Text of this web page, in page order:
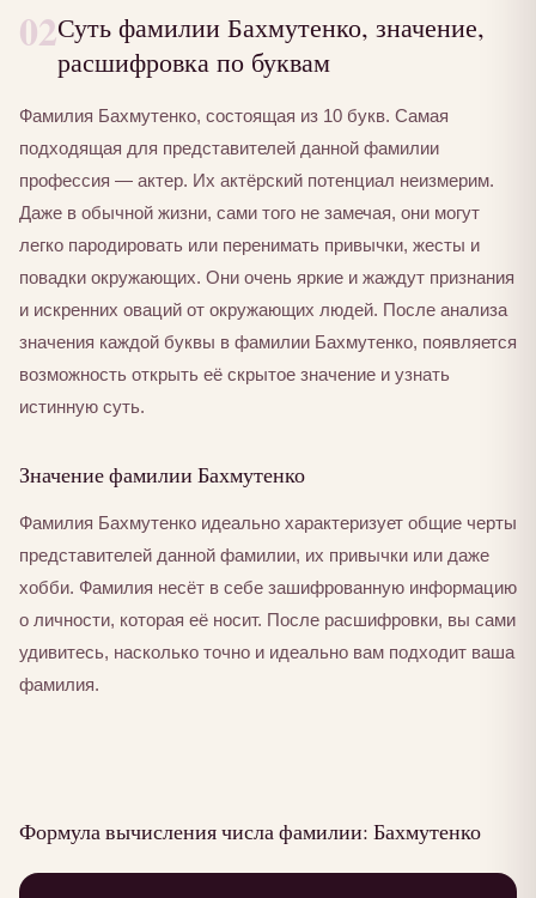
02Суть фамилии Бахмутенко, значение,
расшифровка по буквам
Фамилия Бахмутенко, состоящая из 10 букв. Самая
подходящая для представителей данной фамилии
профессия — актер. Их актёрский потенциал неизмерим.
Даже в обычной жизни, сами того не замечая, они могут
легко пародировать или перенимать привычки, жесты и
повадки окружающих. Они очень яркие и жаждут признания
и искренних оваций от окружающих людей. После анализа
значения каждой буквы в фамилии Бахмутенко, появляется
возможность открыть её скрытое значение и узнать
истинную суть.
Значение фамилии Бахмутенко
Фамилия Бахмутенко идеально характеризует общие черты
представителей данной фамилии, их привычки или даже
хобби. Фамилия несёт в себе зашифрованную информацию
о личности, которая её носит. После расшифровки, вы сами
удивитесь, насколько точно и идеально вам подходит ваша
фамилия.
Формула вычисления числа фамилии: Бахмутенко